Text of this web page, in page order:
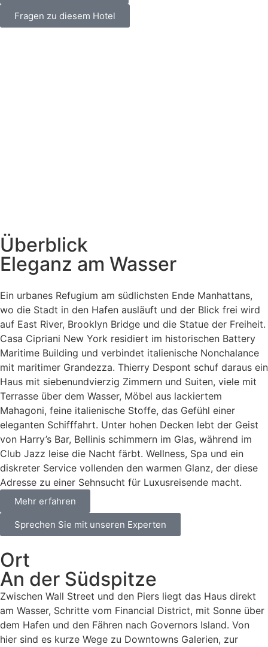
Fragen zu diesem Hotel
Überblick
Eleganz am Wasser
Ein urbanes Refugium am südlichsten Ende Manhattans,
wo die Stadt in den Hafen ausläuft und der Blick frei wird
auf East River, Brooklyn Bridge und die Statue der Freiheit.
Casa Cipriani New York residiert im historischen Battery
Maritime Building und verbindet italienische Nonchalance
mit maritimer Grandezza. Thierry Despont schuf daraus ein
Haus mit siebenundvierzig Zimmern und Suiten, viele mit
Terrasse über dem Wasser, Möbel aus lackiertem
Mahagoni, feine italienische Stoffe, das Gefühl einer
eleganten Schifffahrt. Unter hohen Decken lebt der Geist
von Harry’s Bar, Bellinis schimmern im Glas, während im
Club Jazz leise die Nacht färbt. Wellness, Spa und ein
diskreter Service vollenden den warmen Glanz, der diese
Adresse zu einer Sehnsucht für Luxusreisende macht.
Mehr erfahren
Sprechen Sie mit unseren Experten
Ort
An der Südspitze
Zwischen Wall Street und den Piers liegt das Haus direkt
am Wasser, Schritte vom Financial District, mit Sonne über
dem Hafen und den Fähren nach Governors Island. Von
hier sind es kurze Wege zu Downtowns Galerien, zur